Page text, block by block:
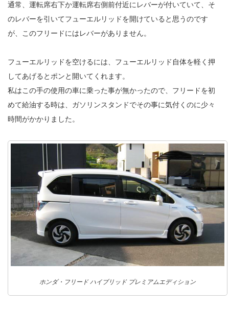
通常、運転席右下か運転席右側前付近にレバーが付いていて、そ
のレバーを引いてフューエルリッドを開けていると思うのです
が、このフリードにはレバーがありません。
フューエルリッドを空けるには、フューエルリッド自体を軽く押
してあげるとポンと開いてくれます。
私はこの手の使用の車に乗った事が無かったので、フリードを初
めて給油する時は、ガソリンスタンドでその事に気付くのに少々
時間がかかりました。
ホンダ・フリード ハイブリッド プレミアムエディション